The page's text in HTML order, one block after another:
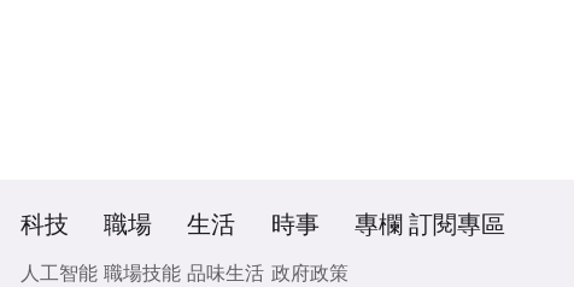
科技
人工智能
職場
職場技能
生活
品味生活
時事
政府政策
專欄 訂閱專區